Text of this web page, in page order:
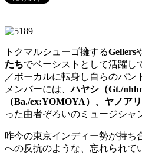
トクマルシューゴ擁するGellers
たちでベーシストとして活躍し
／ボーカルに転身し自らのバン
メンバーには、ハヤシ（Gt./
（Ba./ex:YOMOYA）、ヤノア
った曲者ぞろいのミュージシャ
昨今の東京インディー勢が持ち
への反抗のような、忘れられて